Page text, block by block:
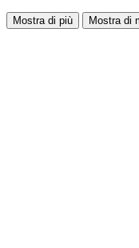
Mostra di più Mostra di